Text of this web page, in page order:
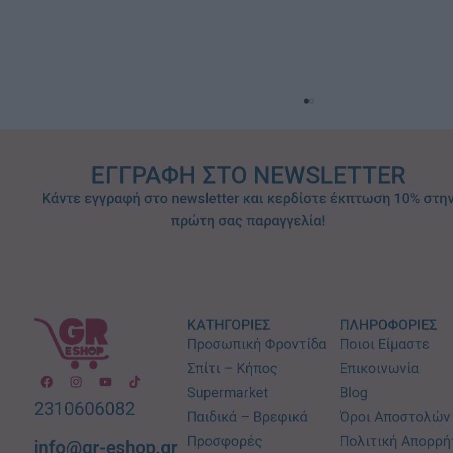
ΕΓΓΡΑΦΗ ΣΤΟ NEWSLETTER
Κάντε εγγραφή στο newsletter και κερδίστε έκπτωση 10%
πρώτη σας παραγγελία!
2310606082
info@gr-eshop.gr
ΚΑΤΗΓΟΡΙΕΣ
Προσωπική Φροντίδα
Σπίτι – Κήπος
Supermarket
Παιδικά – Βρεφικά
Προσφορές
ΠΛΗΡΟΦΟΡΙΕΣ
Ποιοι Είμαστε
Επικοινωνία
Blog
Όροι Αποστολών
Πολιτική